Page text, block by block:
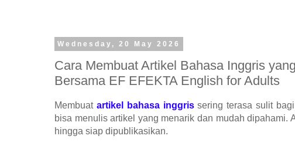
Wednesday, 20 May 2026
Cara Membuat Artikel Bahasa Inggris
Bersama EF EFEKTA English for Adults
Membuat artikel bahasa inggrissering terasa sulit bagi
bisa menulis artikel yang menarik dan mudah dipahami.
hingga siap dipublikasikan.